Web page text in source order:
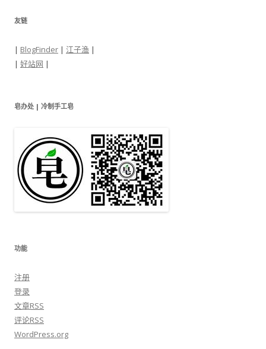
友链
| BlogFinder | 江子渔 |
| 好站网 |
皂办处 | 冷制手工皂
功能
注册
登录
文章RSS
评论RSS
WordPress.org